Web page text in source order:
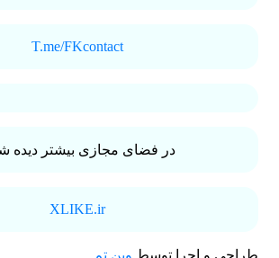
T.me/FKcontact
در فضای مجازی بیشتر دیده
XLIKE.ir